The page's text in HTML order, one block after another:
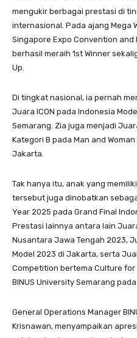
mengukir berbagai prestasi di
internasional. Pada ajang Mega
Singapore Expo Convention
berhasil meraih 1st Winner
Up.
Di tingkat nasional, ia pernah
Juara ICON pada Indonesia
Semarang. Zia juga menjadi
Kategori B pada Man and
Jakarta.
Tak hanya itu, anak yang
tersebut juga dinobatkan
Year 2025 pada Grand Final
Prestasi lainnya antara lain
Nusantara Jawa Tengah 2023,
Model 2023 di Jakarta, serta
Competition bertema Culture
BINUS University Semarang
General Operations Manager
Krisnawan, menyampaikan